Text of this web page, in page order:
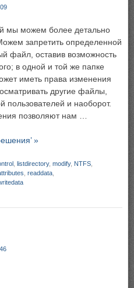
мы можем более детально
запретить определенной
файл, оставив возможность
в одной и той же папке
иметь права изменения
другие файлы,
пользователей и наоборот.
позволяют нам …
»
listdirectory, modify, NTFS
readdata